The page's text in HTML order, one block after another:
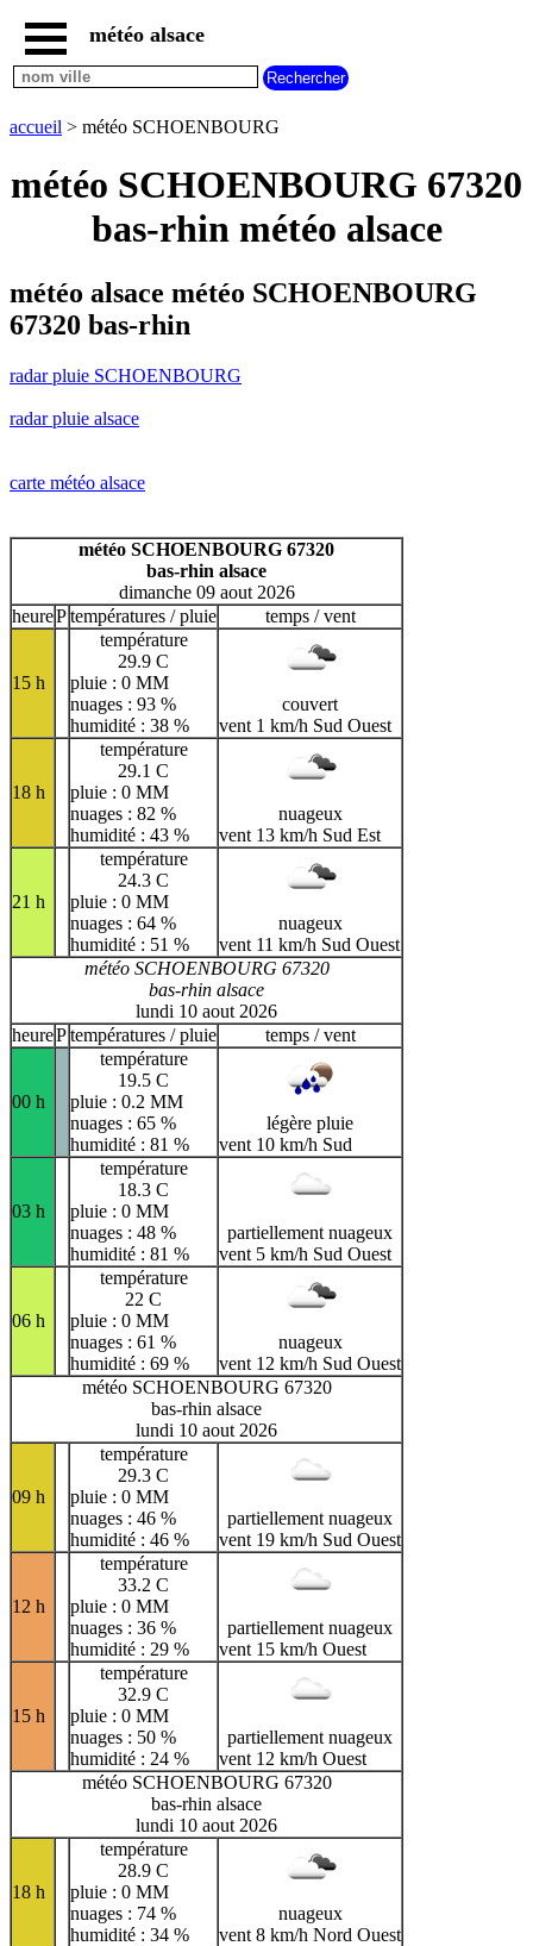
accueil
radar
SCHOENBOURG
météo
alsace
carte
météo
météo
H
I J K L M
N
T
U
V
W X Y Z
météo alsace
accueil > météo SCHOENBOURG
météo SCHOENBOURG 67320
bas-rhin météo alsace
météo alsace météo SCHOENBOURG
67320 bas-rhin
radar pluie SCHOENBOURG
radar pluie alsace
carte météo alsace
météo SCHOENBOURG 67320
bas-rhin alsace
dimanche 09 aout 2026
heurePtempératures / pluie temps / vent
15 h
température
29.9 C
pluie : 0 MM
nuages : 93 %
humidité : 38 %
couvert
vent 1 km/h Sud Ouest
18 h
température
29.1 C
pluie : 0 MM
nuages : 82 %
humidité : 43 %
nuageux
vent 13 km/h Sud Est
21 h
température
24.3 C
pluie : 0 MM
nuages : 64 %
humidité : 51 %
nuageux
vent 11 km/h Sud Ouest
météo SCHOENBOURG 67320
bas-rhin alsace
lundi 10 aout 2026
heurePtempératures / pluie temps / vent
00 h
température
19.5 C
pluie : 0.2 MM
nuages : 65 %
humidité : 81 %
légère pluie
vent 10 km/h Sud
03 h
température
18.3 C
pluie : 0 MM
nuages : 48 %
humidité : 81 %
partiellement nuageux
vent 5 km/h Sud Ouest
06 h
température
22 C
pluie : 0 MM
nuages : 61 %
humidité : 69 %
nuageux
vent 12 km/h Sud Ouest
météo SCHOENBOURG 67320
bas-rhin alsace
lundi 10 aout 2026
09 h
température
29.3 C
pluie : 0 MM
nuages : 46 %
humidité : 46 %
partiellement nuageux
vent 19 km/h Sud Ouest
12 h
température
33.2 C
pluie : 0 MM
nuages : 36 %
humidité : 29 %
partiellement nuageux
vent 15 km/h Ouest
15 h
température
32.9 C
pluie : 0 MM
nuages : 50 %
humidité : 24 %
partiellement nuageux
vent 12 km/h Ouest
météo SCHOENBOURG 67320
bas-rhin alsace
lundi 10 aout 2026
18 h
température
28.9 C
pluie : 0 MM
nuages : 74 %
humidité : 34 %
nuageux
vent 8 km/h Nord Ouest